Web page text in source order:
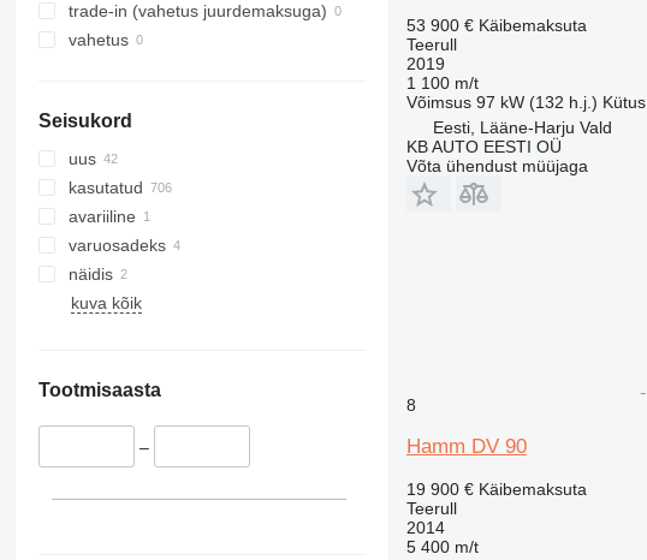
trade-in (vahetus juurdemaksuga)
vahetus
Seisukord
uus
kasutatud
avariiline
varuosadeks
näidis
kuva kõik
Tootmisaasta
–
53 900 € Käibemaksuta
Teerull
2019
1 100 m/t
Võimsus 97 kW (132 h.j.) Kütus
Eesti, Lääne-Harju Vald
KB AUTO EESTI OÜ
Võta ühendust müüjaga
8
Hamm DV 90
19 900 € Käibemaksuta
Teerull
2014
5 400 m/t